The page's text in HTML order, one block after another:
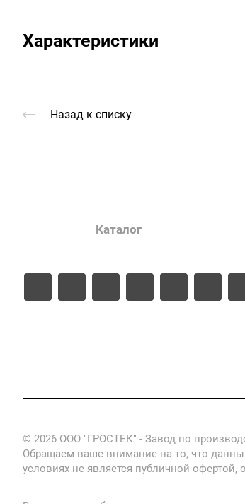
Характеристики
Назад к списку
Каталог
© 2026 ООО "ГРОСТЕК" - Завод по
Обращаем ваше внимание на то, что
условиях не является публичной